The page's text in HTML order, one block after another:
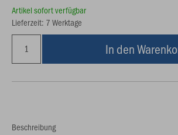
Artikel sofort verfügbar
Lieferzeit: 7 Werktage
In den
Beschreibung